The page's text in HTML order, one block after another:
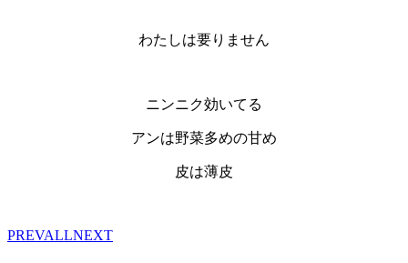
わたしは要りません
ニンニク効いてる
アンは野菜多めの甘め
皮は薄皮
PREVALLNEXT